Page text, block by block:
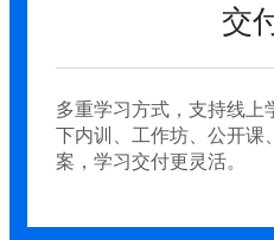
交
多重学习方式，支持线上
下内训、工作坊、公开课
案，学习交付更灵活。